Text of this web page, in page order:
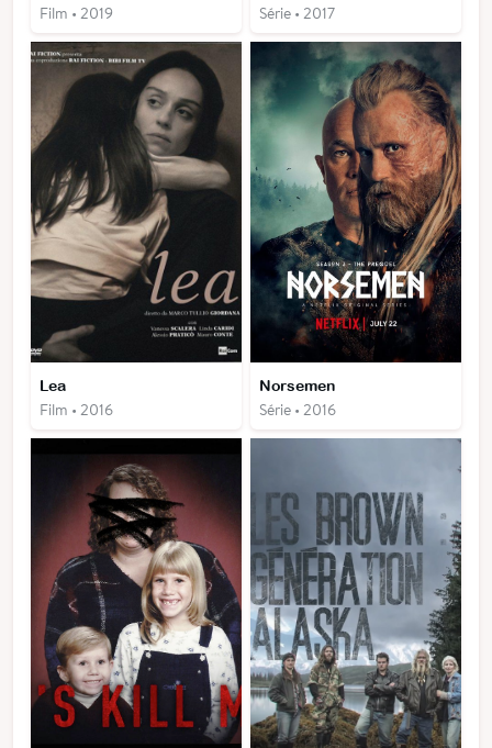
Film • 2019 Série • 2017
Lea
Film • 2016
Norsemen
Série • 2016